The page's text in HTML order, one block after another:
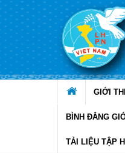
Truy cập nội dung luôn
GIỚI
BÌNH ĐẲNG
TÀI LIỆU TẬP